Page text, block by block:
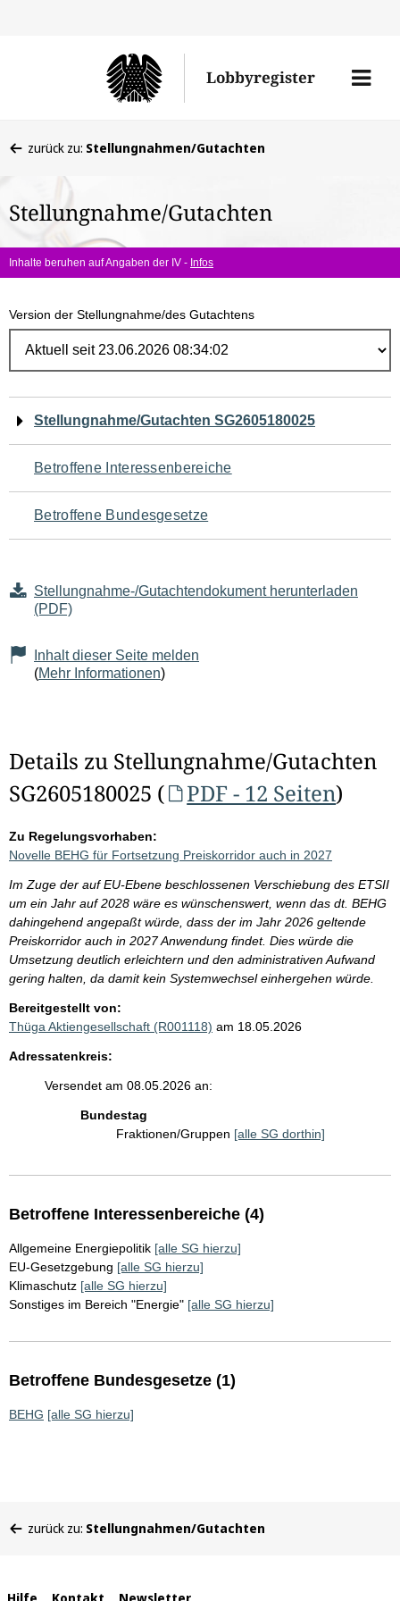
Lobbyregister
Menü
befinden
hier:
zurück zu: Stellungnahmen/Gutachten
Stellungnahme/Gutachten
Inhalte beruhen auf Angaben der IV - Infos
Version der Stellungnahme/des Gutachtens
Navigation
für
den
Seiteninhalt
Stellungnahme/Gutachten SG2605180025
Betroffene Interessenbereiche
Betroffene Bundesgesetze
Stellungnahme-/Gutachtendokument herunterladen
(PDF)
Inhalt dieser Seite melden
(Mehr Informationen)
Details zu Stellungnahme/Gutachten
SG2605180025 (
PDF - 12 Seiten)
Zu Regelungsvorhaben:
Novelle BEHG für Fortsetzung Preiskorridor auch in 2027
Im Zuge der auf EU-Ebene beschlossenen Verschiebung des ETSII
um ein Jahr auf 2028 wäre es wünschenswert, wenn das dt. BEHG
dahingehend angepaßt würde, dass der im Jahr 2026 geltende
Preiskorridor auch in 2027 Anwendung findet. Dies würde die
Umsetzung deutlich erleichtern und den administrativen Aufwand
gering halten, da damit kein Systemwechsel einhergehen würde.
Bereitgestellt von:
Thüga Aktiengesellschaft (R001118) am 18.05.2026
Adressatenkreis:
Versendet am 08.05.2026 an:
Bundestag
Fraktionen/Gruppen [alle SG dorthin]
Betroffene Interessenbereiche (4)
Allgemeine Energiepolitik [alle SG hierzu]
EU-Gesetzgebung [alle SG hierzu]
Klimaschutz [alle SG hierzu]
Sonstiges im Bereich "Energie" [alle SG hierzu]
Betroffene Bundesgesetze (1)
BEHG [alle SG hierzu]
befinden
zurück zu: Stellungnahmen/Gutachten